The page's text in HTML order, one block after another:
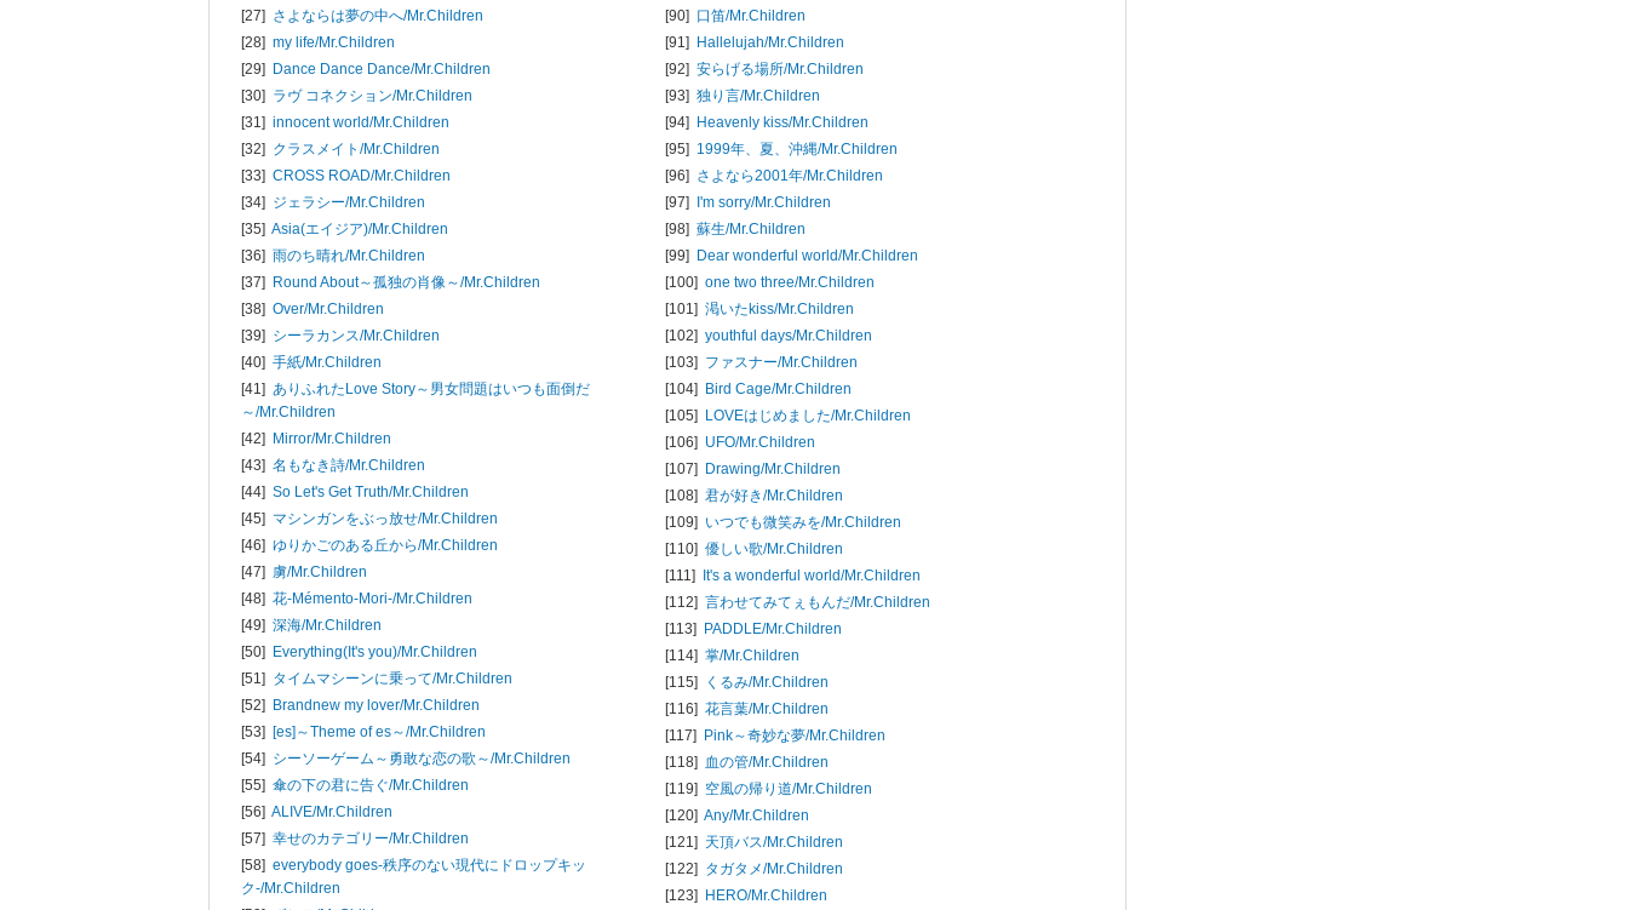
[27] さよならは夢の中へ/Mr.Children
[28] my life/Mr.Children
[29] Dance Dance Dance/Mr.Children
[30] ラヴ コネクション/Mr.Children
[31] innocent world/Mr.Children
[32] クラスメイト/Mr.Children
[33] CROSS ROAD/Mr.Children
[34] ジェラシー/Mr.Children
[35] Asia(エイジア)/Mr.Children
[36] 雨のち晴れ/Mr.Children
[37] Round About～孤独の肖像～/Mr.Children
[38] Over/Mr.Children
[39] シーラカンス/Mr.Children
[40] 手紙/Mr.Children
[41] ありふれたLove Story～男女問題はいつも面倒だ
～/Mr.Children
[42] Mirror/Mr.Children
[43] 名もなき詩/Mr.Children
[44] So Let's Get Truth/Mr.Children
[45] マシンガンをぶっ放せ/Mr.Children
[46] ゆりかごのある丘から/Mr.Children
[47] 虜/Mr.Children
[48] 花-Mémento-Mori-/Mr.Children
[49] 深海/Mr.Children
[50] Everything(It's you)/Mr.Children
[51] タイムマシーンに乗って/Mr.Children
[52] Brandnew my lover/Mr.Children
[53] [es]～Theme of es～/Mr.Children
[54] シーソーゲーム～勇敢な恋の歌～/Mr.Children
[55] 傘の下の君に告ぐ/Mr.Children
[56] ALIVE/Mr.Children
[57] 幸せのカテゴリー/Mr.Children
[58] everybody goes-秩序のない現代にドロップキッ
ク-/Mr.Children
[90] 口笛/Mr.Children
[91] Hallelujah/Mr.Children
[92] 安らげる場所/Mr.Children
[93] 独り言/Mr.Children
[94] Heavenly kiss/Mr.Children
[95] 1999年、夏、沖縄/Mr.Children
[96] さよなら2001年/Mr.Children
[97] I'm sorry/Mr.Children
[98] 蘇生/Mr.Children
[99] Dear wonderful world/Mr.Children
[100] one two three/Mr.Children
[101] 渇いたkiss/Mr.Children
[102] youthful days/Mr.Children
[103] ファスナー/Mr.Children
[104] Bird Cage/Mr.Children
[105] LOVEはじめました/Mr.Children
[106] UFO/Mr.Children
[107] Drawing/Mr.Children
[108] 君が好き/Mr.Children
[109] いつでも微笑みを/Mr.Children
[110] 優しい歌/Mr.Children
[111] It's a wonderful world/Mr.Children
[112] 言わせてみてぇもんだ/Mr.Children
[113] PADDLE/Mr.Children
[114] 掌/Mr.Children
[115]
くるみ/Mr.Children
[116] 花言葉/Mr.Children
[117] Pink～奇妙な夢/Mr.Children
[118] 血の管/Mr.Children
[119] 空風の帰り道/Mr.Children
[120] Any/Mr.Children
[121] 天頂バス/Mr.Children
[122] タガタメ/Mr.Children
[123] HERO/Mr.Children